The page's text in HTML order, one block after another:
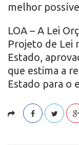
melhor
LOA – A Lei
Projeto de Lei
Estado,
que estima a
Estado para o